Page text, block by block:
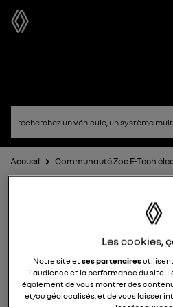
Accueil Communauté Zoe E-Tech
Zoe E-Tech
Les cookies,
Notre site etses partenaires
l'audience et la performance du site.
également de vous montrer des
et/ou géolocalisés, et de vous laisser